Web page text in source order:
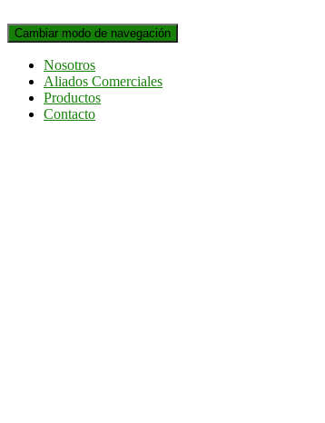
Cambiar modo de navegación
Nosotros
Aliados Comerciales
Productos
Contacto